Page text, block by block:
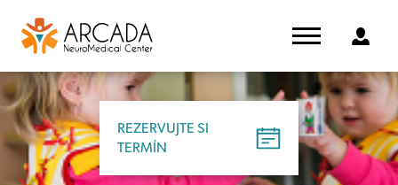
REZERVUJTE SI
TERMÍN